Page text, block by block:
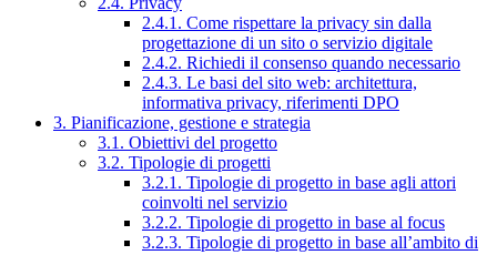
2.4.1. Come rispettare la privacy sin dalla
progettazione di un sito o servizio digitale
2.4.2. Richiedi il consenso quando necessario
2.4.3. Le basi del sito web: architettura,
informativa privacy, riferimenti DPO
3. Pianificazione, gestione e strategia
3.1. Obiettivi del progetto
3.2. Tipologie di progetti
3.2.1. Tipologie di progetto in base agli attori
coinvolti nel servizio
3.2.2. Tipologie di progetto in base al focus
3.2.3. Tipologie di progetto in base all’ambito di